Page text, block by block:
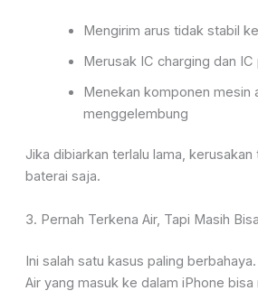
Mengirim arus tidak stabil
Merusak IC charging dan
Menekan komponen mesin
menggelembung
Jika dibiarkan terlalu lama,
baterai saja.
3. Pernah Terkena Air, Tapi Masih
Ini salah satu kasus paling berbahaya.
Air yang masuk ke dalam iPhone